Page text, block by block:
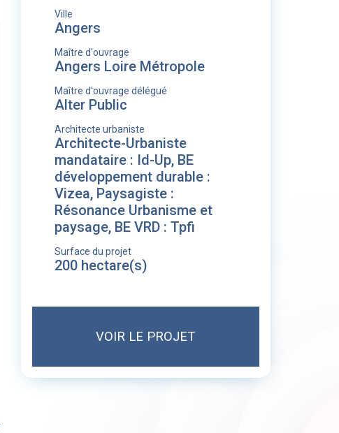
Ville
Angers
Maître d'ouvrage
Angers Loire Métropole
Maître d'ouvrage délégué
Alter Public
Architecte urbaniste
Architecte-Urbaniste
mandataire : Id-Up, BE
développement durable :
Vizea, Paysagiste :
Résonance Urbanisme et
paysage, BE VRD : Tpfi
Surface du projet
200 hectare(s)
VOIR LE PROJET